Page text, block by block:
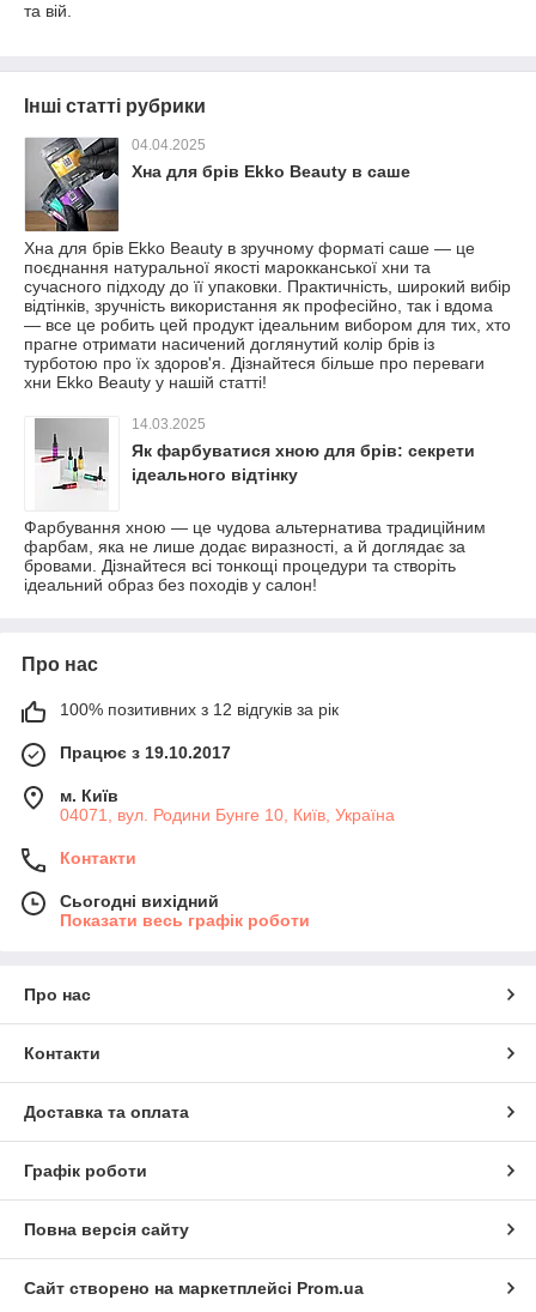
та вій.
Інші статті рубрики
04.04.2025
Хна для брів Ekko Beauty в саше
Хна для брів Ekko Beauty в зручному форматі саше — це
поєднання натуральної якості марокканської хни та
сучасного підходу до її упаковки. Практичність, широкий вибір
відтінків, зручність використання як професійно, так і вдома
— все це робить цей продукт ідеальним вибором для тих, хто
прагне отримати насичений доглянутий колір брів із
турботою про їх здоров'я. Дізнайтеся більше про переваги
хни Ekko Beauty у нашій статті!
14.03.2025
Як фарбуватися хною для брів: секрети
ідеального відтінку
Фарбування хною — це чудова альтернатива традиційним
фарбам, яка не лише додає виразності, а й доглядає за
бровами. Дізнайтеся всі тонкощі процедури та створіть
ідеальний образ без походів у салон!
Про нас
100% позитивних з 12 відгуків за рік
Працює з 19.10.2017
м. Київ
04071, вул. Родини Бунге 10, Київ, Україна
Контакти
Сьогодні вихідний
Показати весь графік роботи
Про нас
Контакти
Доставка та оплата
Графік роботи
Повна версія сайту
Сайт створено на маркетплейсі Prom.ua